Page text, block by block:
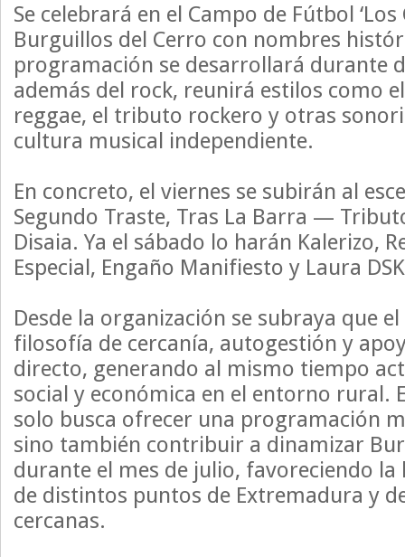
Se celebrará en el Campo de Fútbol ‘Los
Burguillos del Cerro con nombres
programación se desarrollará durante
además del rock, reunirá estilos como
reggae, el tributo rockero y otras
cultura musical independiente.
En concreto, el viernes se subirán al
Segundo Traste, Tras La Barra —
Disaia. Ya el sábado lo harán Kalerizo,
Especial, Engaño Manifiesto y Laura
Desde la organización se subraya que
filosofía de cercanía, autogestión y
directo, generando al mismo tiempo
social y económica en el entorno rural.
solo busca ofrecer una programación
sino también contribuir a dinamizar
durante el mes de julio, favoreciendo la
de distintos puntos de Extremadura y
cercanas.